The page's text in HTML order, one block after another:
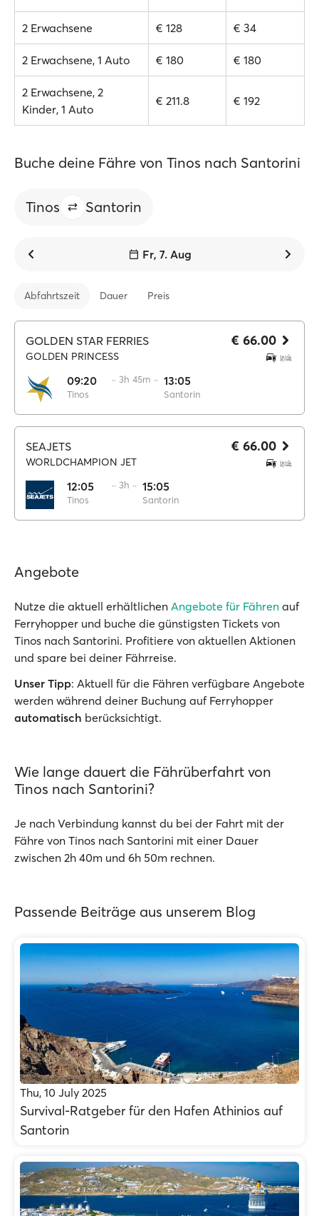
2 Erwachsene € 128 € 34
2 Erwachsene, 1 Auto € 180 € 180
2 Erwachsene, 2
Kinder, 1 Auto
€ 211.8 € 192
Buche deine Fähre von Tinos nach Santorini
Tinos Santorin
Fr, 7. Aug
Abfahrtszeit Dauer Preis
GOLDEN STAR FERRIES
GOLDEN PRINCESS
09:20
Tinos
·· 3h 45m ·· 13:05
Santorin
€ 66.00
SEAJETS
WORLDCHAMPION JET
12:05
Tinos
·· 3h ·· 15:05
Santorin
€ 66.00
Angebote
Nutze die aktuell erhältlichen Angebote für Fähren auf
Ferryhopper und buche die günstigsten Tickets von
Tinos nach Santorini. Profitiere von aktuellen Aktionen
und spare bei deiner Fährreise.
Unser Tipp: Aktuell für die Fähren verfügbare Angebote
werden während deiner Buchung auf Ferryhopper
automatisch berücksichtigt.
Wie lange dauert die Fährüberfahrt von
Tinos nach Santorini?
Je nach Verbindung kannst du bei der Fahrt mit der
Fähre von Tinos nach Santorini mit einer Dauer
zwischen 2h 40m und 6h 50m rechnen.
Passende Beiträge aus unserem Blog
Thu, 10 July 2025
Survival-Ratgeber für den Hafen Athinios auf
Santorin